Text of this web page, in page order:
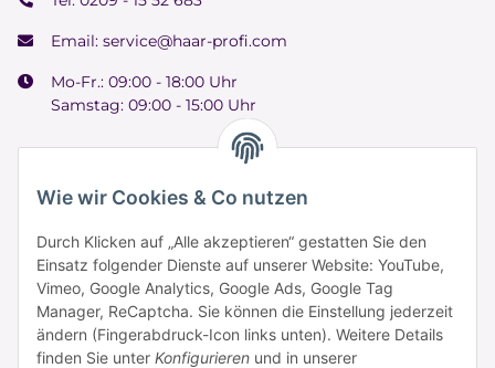
Wie wir Cookies & Co nutzen
Durch Klicken auf „Alle akzeptieren“ gestatten Sie den
Einsatz folgender Dienste auf unserer Website: YouTube,
Vimeo, Google Analytics, Google Ads, Google Tag
Manager, ReCaptcha. Sie können die Einstellung jederzeit
ändern (Fingerabdruck-Icon links unten). Weitere Details
finden Sie unter Konfigurieren und in unserer
Email: service@haar-profi.com
Mo-Fr.: 09:00 - 18:00 Uhr
Samstag: 09:00 - 15:00 Uhr
Zahlung & Versand